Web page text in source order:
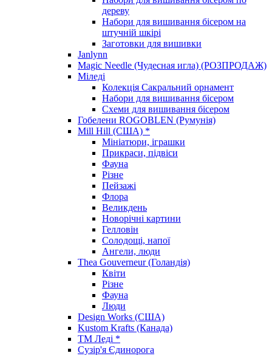
дереву
Набори для вишивання бісером на
штучній шкірі
Заготовки для вишивки
Janlynn
Magic Needle (Чудесная игла) (РОЗПРОДАЖ)
Міледі
Колекція Сакральний орнамент
Набори для вишивання бісером
Схеми для вишивання бісером
Гобелени ROGOBLEN (Румунія)
Mill Hill (США) *
Мініатюри, іграшки
Прикраси, підвіси
Фауна
Різне
Пейзажі
Флора
Великдень
Новорічні картини
Гелловін
Солодощі, напої
Ангели, люди
Thea Gouverneur (Голандія)
Квіти
Різне
Фауна
Люди
Design Works (США)
Kustom Krafts (Канада)
ТМ Леді *
Сузір'я Єдинорога